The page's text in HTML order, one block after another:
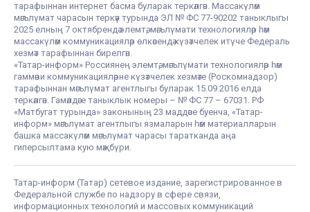
тарафыннан интернет басма буларак теркәлгән. Массакүләм
мәгълүмат чарасын теркәү турында ЭЛ № ФС 77-90202 таныклыгы
2025 елның 7 октябрендә элемтә, мәгълүмати технологияләр һәм
массакүләм коммуникацияләр өлкәсендә күзәтчелек итүче Федераль
хезмәт тарафыннан бирелгән.
«Татар-информ» Россиянең элемтә, мәгълүмати технологияләр һәм
гаммәви коммуникацияләрне күзәтчелек хезмәте (Роскомнадзор)
тарафыннан мәгълүмат агентлыгы буларак 15.09.2016 елда
теркәлгән. Гамәлдәге таныклык номеры – № ФС 77 – 67031. РФ
«Матбугат турында» законының 23 маддәсе буенча, «Татар-
информ» мәгълүмат агентлыгы язмаларын һәм материалларын
башка массакүләм мәгълүмат чарасы таратканда аңа
гиперсылтама кую мәҗбүри.
Татар-информ (Татар) сетевое издание, зарегистрированное в
Федеральной службе по надзору в сфере связи,
информационных технологий и массовых коммуникаций